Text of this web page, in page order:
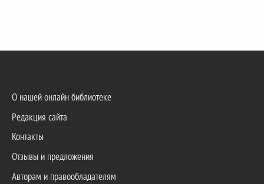
О нашей онлайн библиотеке
Редакция сайта
Контакты
Отзывы и предложения
Авторам и правообладателям